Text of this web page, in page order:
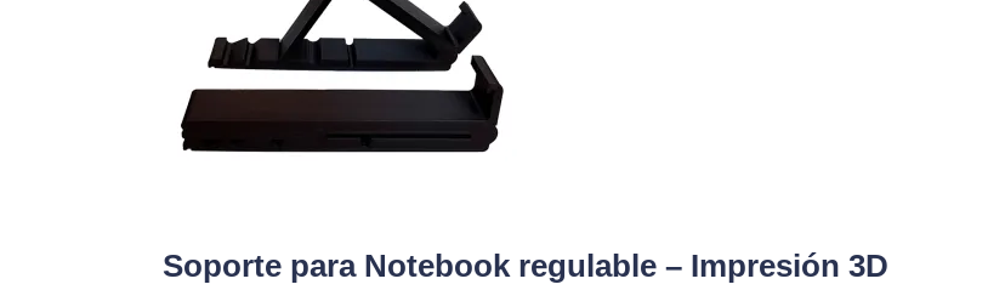
Soporte para Notebook regulable – Impresión 3D